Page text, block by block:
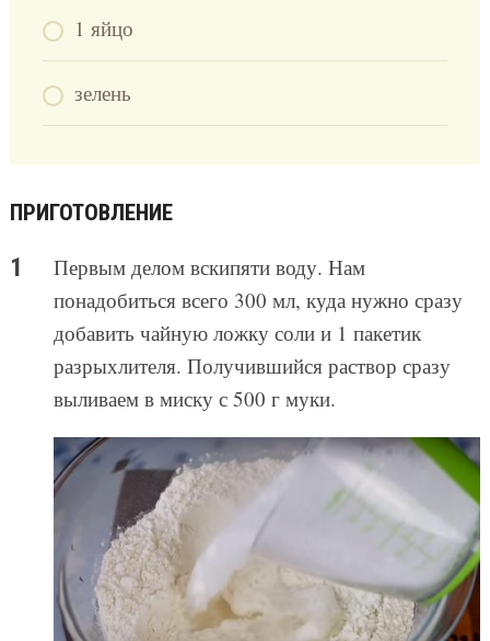
1 яйцо
зелень
ПРИГОТОВЛЕНИЕ
Первым делом вскипяти воду. Нам
понадобиться всего 300 мл, куда нужно сразу
добавить чайную ложку соли и 1 пакетик
разрыхлителя. Получившийся раствор сразу
выливаем в миску с 500 г муки.